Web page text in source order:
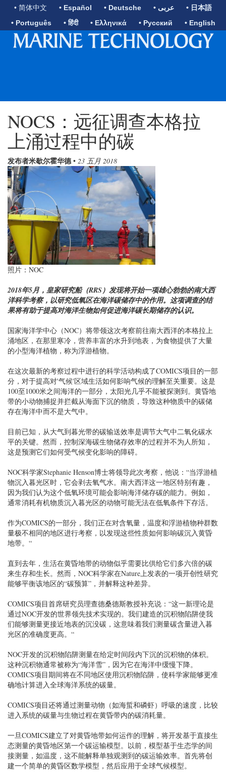
• 简体中文 • Español • Deutsche • عربى
• 日本語
• Português
• हिंदी • Ελληνικά • Русский • English
NOCS：远征调查本格拉
上涌过程中的碳
发布者米歇尔霍华德• 23 五月 2018
照片：NOC
2018年5月，皇家研究船（RRS）发现将开始一项雄心勃勃的南大西
洋科学考察，以研究低氧区在海洋碳储存中的作用。这项调查的结
果将有助于提高对海洋生物如何促进海洋碳长期储存的认识。
国家海洋学中心（NOC）将带领这次考察前往南大西洋的本格拉上
涌地区，在那里寒冷，营养丰富的水升到地表，为食物提供了大量
的小型海洋植物，称为浮游植物。
在这次最新的考察过程中进行的科学活动构成了COMICS项目的一部
分，对于提高对'气候'区域生活如何影响气候的理解至关重要。这是
100至1000米之间海洋的一部分，太阳光几乎不能被探测到。黄昏地
带的小动物捕捉并拦截从海面下沉的物质，导致这种物质中的碳储
存在海洋中而不是大气中。
目前已知，从大气到暮光带的碳输送效率是调节大气中二氧化碳水
平的关键。然而，控制深海碳生物储存效率的过程并不为人所知，
这是预测它们如何受气候变化影响的障碍。
NOC科学家Stephanie Henson博士将领导此次考察，他说：“当浮游植
物沉入暮光区时，它会剥去氧气水。南大西洋这一地区特别有趣，
因为我们认为这个低氧环境可能会影响海洋储存碳的能力。例如，
通常消耗有机物质沉入暮光区的动物可能无法在低氧条件下存活。
作为COMICS的一部分，我们正在对含氧量，温度和浮游植物种群数
量极不相同的地区进行考察，以发现这些性质如何影响碳沉入黄昏
地带。“
直到去年，生活在黄昏地带的动物似乎需要比供给它们多六倍的碳
来生存和生长。然而，NOC科学家在Nature上发表的一项开创性研究
能够平衡该地区的“碳预算”，并解释这种差异。
COMICS项目首席研究员理查德桑德斯教授补充说：“这一新理论是
通过NOC开发的世界领先技术实现的。我们建造的沉积物陷阱使我
们能够测量更接近地表的沉没碳，这意味着我们测量碳含量进入暮
光区的准确度更高。“
NOC开发的沉积物陷阱测量在给定时间段内下沉的沉积物的体积。
这种沉积物通常被称为“海洋雪”，因为它在海洋中缓慢下降。
COMICS项目期间将在不同地区使用沉积物陷阱，使科学家能够更准
确地计算进入全球海洋系统的碳量。
COMICS项目还将通过测量动物（如海蜇和磷虾）呼吸的速度，比较
进入系统的碳量与生物过程在黄昏带内的碳消耗量。
一旦COMICS建立了对黄昏地带如何运作的理解，将开发基于直接生
态测量的黄昏地区第一个碳运输模型。以前，模型基于生态学的间
接测量，如温度，这不能解释单独观测到的碳运输效率。首先将创
建一个简单的黄昏区数学模型，然后应用于全球气候模型。